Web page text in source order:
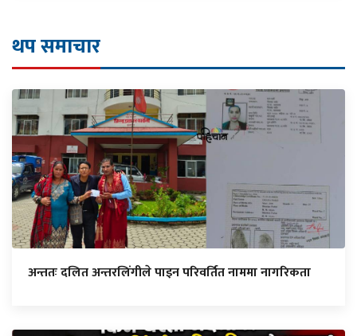
थप समाचार
अन्ततः दलित अन्तरलिंगीले पाइन परिवर्तित नाममा नागरिकता